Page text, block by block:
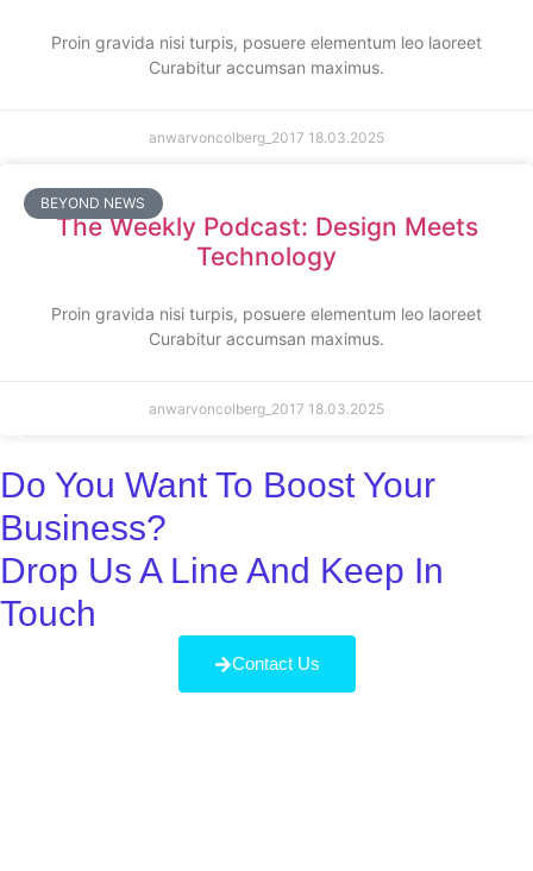
Proin gravida nisi turpis, posuere elementum leo laoreet
Curabitur accumsan maximus.
anwarvoncolberg_2017 18.03.2025
BEYOND NEWS
The Weekly Podcast: Design Meets
Technology
Proin gravida nisi turpis, posuere elementum leo laoreet
Curabitur accumsan maximus.
anwarvoncolberg_2017 18.03.2025
Do You Want To Boost Your
Business?
Drop Us A Line And Keep In
Touch
Contact Us